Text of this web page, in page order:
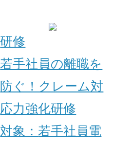
研修
若手社員の離職を
防ぐ！クレーム対
応力強化研修
対象：若手社員電